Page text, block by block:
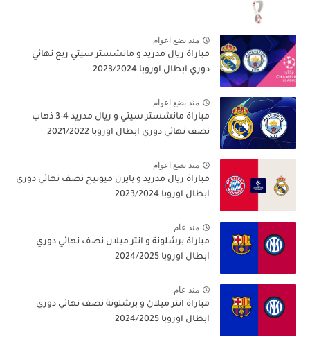
منذ بضع اعوام
مباراة ريال مدريد و مانشستر سيتي ربع نهائي
دوري ابطال اوروبا 2023/2024
منذ بضع اعوام
مباراة مانشستر سيتي و ريال مدريد 4-3 ذهاب
نصف نهائي دوري ابطال اوروبا 2021/2022
منذ بضع اعوام
مباراة ريال مدريد و بايرن ميونيخ نصف نهائي دوري
ابطال اوروبا 2023/2024
منذ عام
مباراة برشلونة و انتر ميلان نصف نهائي دوري
ابطال اوروبا 2024/2025
منذ عام
مباراة انتر ميلان و برشلونة نصف نهائي دوري
ابطال اوروبا 2024/2025